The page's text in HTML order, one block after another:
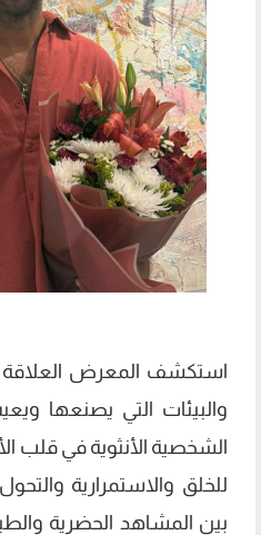
استكشف المعرض العلاقة
والبيئات التي يصنعها
الشخصية الأنثوية في قلب
للخلق والاستمرارية
بين المشاهد الحضرية